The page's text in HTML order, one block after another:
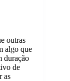
outras
algo que
duração
de
as